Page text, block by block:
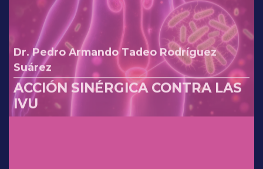
Dr. Pedro Armando Tadeo Rodríguez
Suárez
ACCIÓN SINÉRGICA CONTRA LAS
IVU